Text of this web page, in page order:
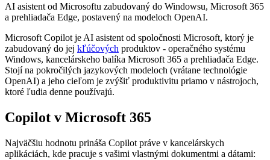
AI asistent od Microsoftu zabudovaný do Windowsu, Microsoft 365
a prehliadača Edge, postavený na modeloch OpenAI.
Microsoft Copilot je AI asistent od spoločnosti Microsoft, ktorý je
zabudovaný do jej kľúčových produktov - operačného systému
Windows, kancelárskeho balíka Microsoft 365 a prehliadača Edge.
Stojí na pokročilých jazykových modeloch (vrátane technológie
OpenAI) a jeho cieľom je zvýšiť produktivitu priamo v nástrojoch,
ktoré ľudia denne používajú.
Copilot v Microsoft 365
Najväčšiu hodnotu prináša Copilot práve v kancelárskych
aplikáciách, kde pracuje s vašimi vlastnými dokumentmi a dátami: